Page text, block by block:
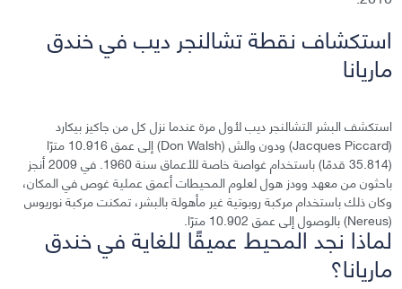
استكشاف نقطة تشالنجر ديب في خندق
ماريانا
استكشف البشر التشالنجر ديب لأول مرة عندما نزل كل من جاكيز بيكارد
(Jacques Piccard) ودون والش (Don Walsh) إلى عمق 10.916 مترًا
(35.814 قدمًا) باستخدام غواصة خاصة للأعماق سنة 1960. في 2009 أنجز
باحثون من معهد وودز هول لعلوم المحيطات أعمق عملية غوص في المكان،
وكان ذلك باستخدام مركبة روبوتية غير مأهولة بالبشر، تمكنت مركبة نوريوس
(Nereus) بالوصول إلى عمق 10.902 مترًا.لماذا نجد المحيط عميقًا للغاية في خندق
ماريانا؟